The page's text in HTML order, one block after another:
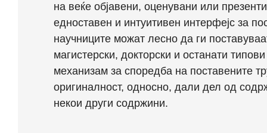
на веќе објавени, оценувани или
едноставен и интуитивен интерфејс за
научниците можат лесно да ги
магистерски, докторски и останати
механизам за споредба на поставените
оригиналност, односно, дали дел од
некои други содржини.